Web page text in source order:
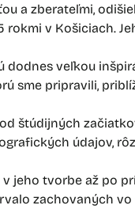
a zberateľmi,
rokmi v Košiciach.
dodnes veľkou
sme pripravili,
štúdijných
údajov,
jeho tvorbe až po
zachovaných